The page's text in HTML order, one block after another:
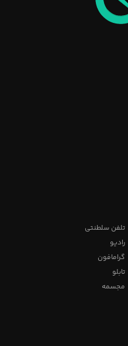
تلفن سلطنتی
رادیو
گرامافون
تابلو
مجسمه